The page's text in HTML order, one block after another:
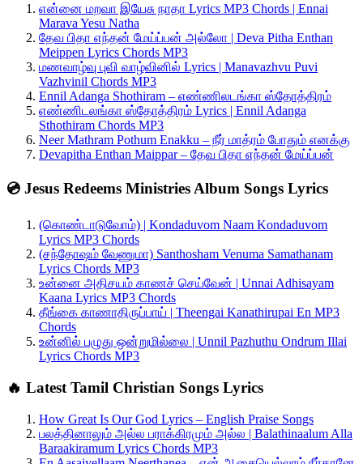
என்னை மறவா இயேசு நாதா Lyrics MP3 Chords | Ennai
Marava Yesu Natha
தேவ பிதா எந்தன் மேய்ப்பன் அல்லோ | Deva Pitha Enthan
Meippen Lyrics Chords MP3
மணவாழ்வு புவி வாழ்வினில் Lyrics | Manavazhvu Puvi
Vazhvinil Chords MP3
Ennil Adanga Shothiram – எண்ணிலடங்கா ஸ்தோத்திரம்
எண்ணிடலங்கா ஸ்தோத்திரம் Lyrics | Ennil Adanga
Sthothiram Chords MP3
Neer Mathram Pothum Enakku – நீர் மாத்ரம் போதும் எனக்கு
Devapitha Enthan Maippar – தேவ பிதா எந்தன் மேய்ப்பன்
💿 Jesus Redeems Ministries Album Songs Lyrics
(கொண்டாடுவோம்) | Kondaduvom Naam Kondaduvom
Lyrics MP3 Chords
(சந்தோஷம் வேணுமா) Santhosham Venuma Samathanam
Lyrics Chords MP3
உன்னை அதிசயம் காணச் செய்வேன் | Unnai Adhisayam
Kaana Lyrics MP3 Chords
தீங்கை காணாதிருப்பாய் | Theengai Kanathirupai En MP3
Chords
உன்னில் பழுது ஒன்றுமில்லை | Unnil Pazhuthu Ondrum Illai
Lyrics Chords MP3
🔥 Latest Tamil Christian Songs Lyrics
How Great Is Our God Lyrics – English Praise Songs
பலத்தினாலும் அல்ல பராக்கிரமும் அல்ல | Balathinaalum Alla
Baraakiramum Lyrics Chords MP3